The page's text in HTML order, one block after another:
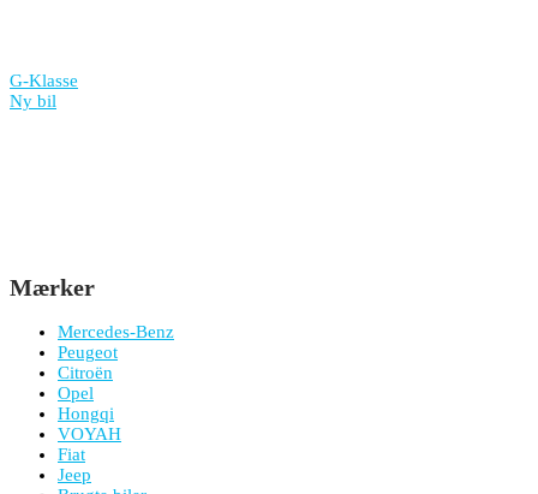
G-Klasse
Ny bil
Mærker
Mercedes-Benz
Peugeot
Citroën
Opel
Hongqi
VOYAH
Fiat
Jeep